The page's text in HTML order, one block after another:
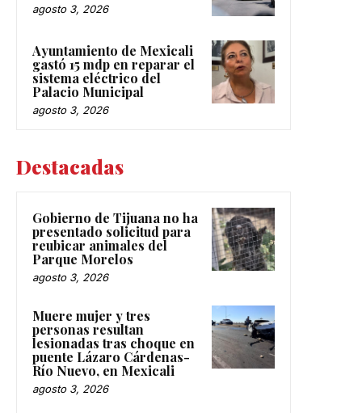
agosto 3, 2026
Ayuntamiento de Mexicali
gastó 15 mdp en reparar el
sistema eléctrico del
Palacio Municipal
agosto 3, 2026
Destacadas
Gobierno de Tijuana no ha
presentado solicitud para
reubicar animales del
Parque Morelos
agosto 3, 2026
Muere mujer y tres
personas resultan
lesionadas tras choque en
puente Lázaro Cárdenas-
Río Nuevo, en Mexicali
agosto 3, 2026